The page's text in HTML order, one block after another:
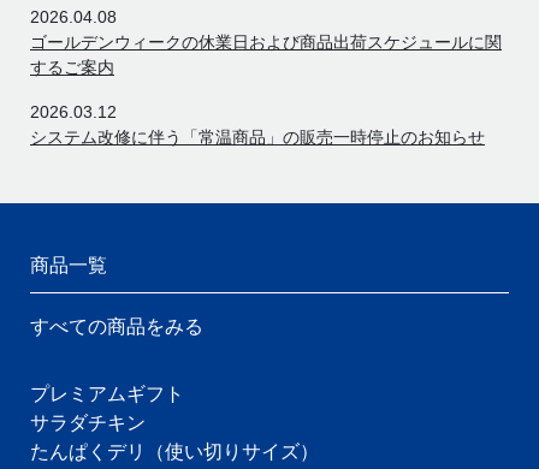
2026.04.08
ゴールデンウィークの休業日および商品出荷スケジュールに関
するご案内
2026.03.12
システム改修に伴う「常温商品」の販売一時停止のお知らせ
商品一覧
すべての商品をみる
プレミアムギフト
サラダチキン
たんぱくデリ（使い切りサイズ）